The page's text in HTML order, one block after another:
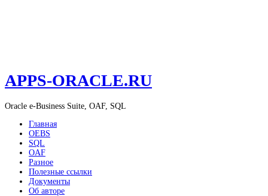
APPS-ORACLE.RU
Oracle e-Business Suite, OAF, SQL
Главная
OEBS
SQL
OAF
Разное
Полезные ссылки
Документы
Об авторе